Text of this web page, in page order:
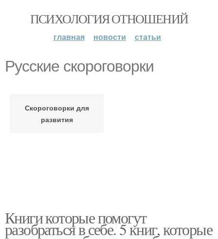
ПСИХОЛОГИЯ ОТНОШЕНИЙ
главная новости статьи
Русские скороговорки
Скороговорки для
развития
Книги которые помогут
разобраться в себе. 5 книг, которые